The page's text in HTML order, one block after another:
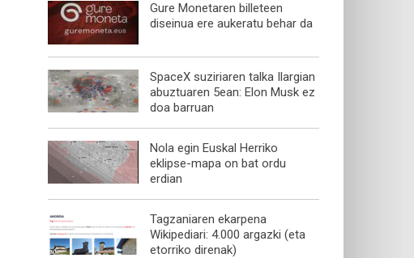
Gure Monetaren billeteen
diseinua ere aukeratu behar da
SpaceX suziriaren talka Ilargian
abuztuaren 5ean: Elon Musk ez
doa barruan
Nola egin Euskal Herriko
eklipse-mapa on bat ordu
erdian
Tagzaniaren ekarpena
Wikipediari: 4.000 argazki (eta
etorriko direnak)